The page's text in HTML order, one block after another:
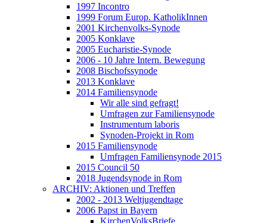
1997 Incontro
1999 Forum Europ. KatholikInnen
2001 Kirchenvolks-Synode
2005 Konklave
2005 Eucharistie-Synode
2006 - 10 Jahre Intern. Bewegung
2008 Bischofssynode
2013 Konklave
2014 Familiensynode
Wir alle sind gefragt!
Umfragen zur Familiensynode
Instrumentum laboris
Synoden-Projekt in Rom
2015 Familiensynode
Umfragen Familiensynode 2015
2015 Council 50
2018 Jugendsynode in Rom
ARCHIV: Aktionen und Treffen
2002 - 2013 Weltjugendtage
2006 Papst in Bayern
KirchenVolksBriefe